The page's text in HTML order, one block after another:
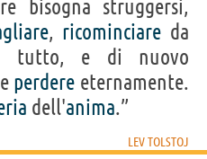
bisogna struggersi,
, ricominciare da
tutto, e di nuovo
e perdere eternamente.
dell'anima.”
LEV TOLSTOJ